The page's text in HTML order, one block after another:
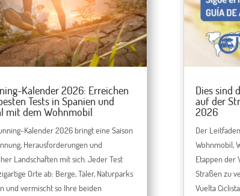
Kalender 2026: Erreichen
Tests in Spanien und
mit dem Wohnmobil
Kalender 2026 bringt eine Saison
Herausforderungen und
Landschaften mit sich. Jeder Test
Orte ab: Berge, Täler, Naturparks
und vermischt so Ihre beiden
Dies sind
auf der
2026
Der
Wohnmobil,
Etappen der
Straßen zu
Vuelta